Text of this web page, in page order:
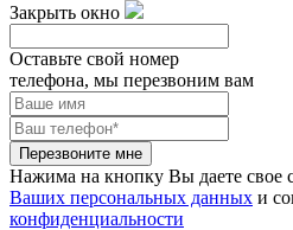
Закрыть окно
Оставьте свой номер
телефона, мы перезвоним вам
Перезвоните мне
Нажима на кнопку Вы даете свое
Ваших персональных данных и
конфиденциальности